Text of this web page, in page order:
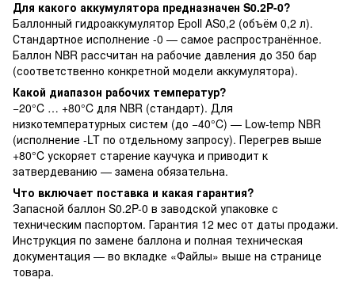
Для какого аккумулятора предназначен S0.2P-0?
Баллонный гидроаккумулятор Epoll AS0,2 (объём 0,2 л).
Стандартное исполнение -0 — самое распространённое.
Баллон NBR рассчитан на рабочие давления до 350 бар
(соответственно конкретной модели аккумулятора).
Какой диапазон рабочих температур?
−20°C … +80°C для NBR (стандарт). Для
низкотемпературных систем (до −40°C) — Low-temp NBR
(исполнение -LT по отдельному запросу). Перегрев выше
+80°C ускоряет старение каучука и приводит к
затвердеванию — замена обязательна.
Что включает поставка и какая гарантия?
Запасной баллон S0.2P-0 в заводской упаковке с
техническим паспортом. Гарантия 12 мес от даты продажи.
Инструкция по замене баллона и полная техническая
документация — во вкладке «Файлы» выше на странице
товара.